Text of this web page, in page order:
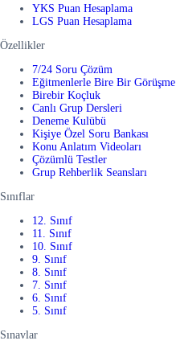
YKS Puan Hesaplama
LGS Puan Hesaplama
Özellikler
7/24 Soru Çözüm
Eğitmenlerle Bire Bir Görüşme
Birebir Koçluk
Canlı Grup Dersleri
Deneme Kulübü
Kişiye Özel Soru Bankası
Konu Anlatım Videoları
Çözümlü Testler
Grup Rehberlik Seansları
Sınıflar
12. Sınıf
11. Sınıf
10. Sınıf
9. Sınıf
8. Sınıf
7. Sınıf
6. Sınıf
5. Sınıf
Sınavlar